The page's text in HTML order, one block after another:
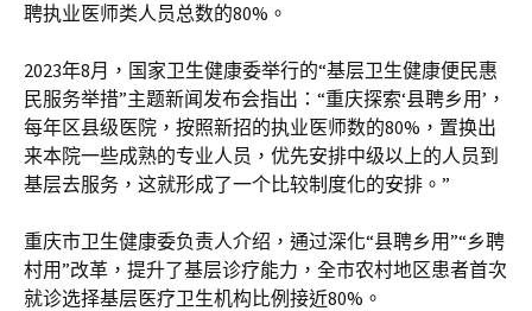
聘执业医师类人员总数的80%。
2023年8月，国家卫生健康委举行的“基层卫生健康便民惠
民服务举措”主题新闻发布会指出：“重庆探索‘县聘乡用’，
每年区县级医院，按照新招的执业医师数的80%，置换出
来本院一些成熟的专业人员，优先安排中级以上的人员到
基层去服务，这就形成了一个比较制度化的安排。”
重庆市卫生健康委负责人介绍，通过深化“县聘乡用”“乡聘
村用”改革，提升了基层诊疗能力，全市农村地区患者首次
就诊选择基层医疗卫生机构比例接近80%。